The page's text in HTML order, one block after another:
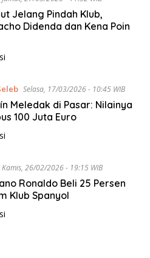
Jelang Pindah Klub,
Didenda dan Kena Poin
Selasa, 17/03/2026 - 10:45 WIB
Meledak di Pasar: Nilainya
100 Juta Euro
Kamis, 26/02/2026 - 19:15 WIB
Ronaldo Beli 25 Persen
Klub Spanyol